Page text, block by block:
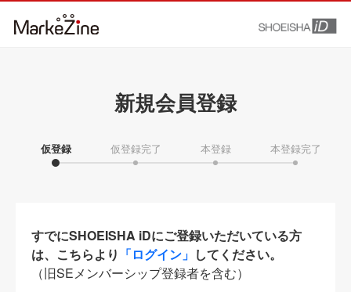
新規会員登録
仮登録 仮登録完了 本登録 本登録完了
すでにSHOEISHA iDにご登録いただいている方
は、こちらより 「ログイン」 してください。
（旧SEメンバーシップ登録者を含む）